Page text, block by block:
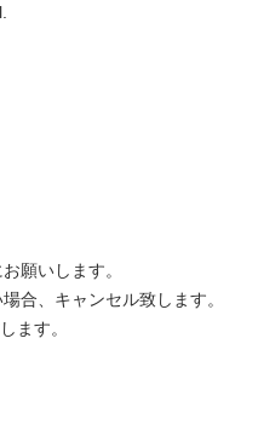
願いします。
合、キャンセル致します。
ます。